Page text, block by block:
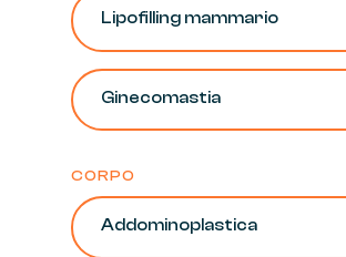
Lipofilling mammario
Ginecomastia
CORPO
Addominoplastica